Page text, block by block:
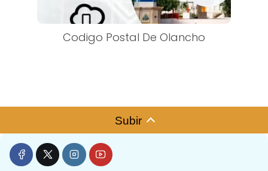
Codigo Postal De Olancho
Subir